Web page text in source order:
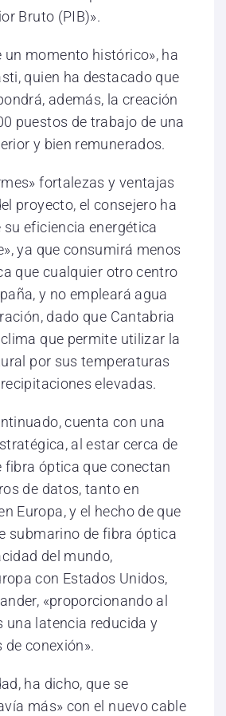
Bruto (PIB)».
un momento histórico», ha
quien ha destacado que
además, la creación
puestos de trabajo de una
y bien remunerados.
fortalezas y ventajas
proyecto, el consejero ha
eficiencia energética
ya que consumirá menos
que cualquier otro centro
y no empleará agua
dado que Cantabria
que permite utilizar la
por sus temperaturas
elevadas.
cuenta con una
al estar cerca de
fibra óptica que conectan
de datos, tanto en
Europa, y el hecho de que
submarino de fibra óptica
del mundo,
con Estados Unidos,
«proporcionando al
una latencia reducida y
conexión».
ha dicho, que se
más» con el nuevo cable